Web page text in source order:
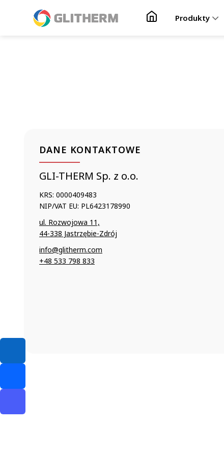
Produkty
DANE KONTAKTOWE
GLI-THERM Sp. z o.o.
KRS: 0000409483
NIP/VAT EU: PL6423178990
ul. Rozwojowa 11,
44-338 Jastrzębie-Zdrój
info@glitherm.com
+48 533 798 833